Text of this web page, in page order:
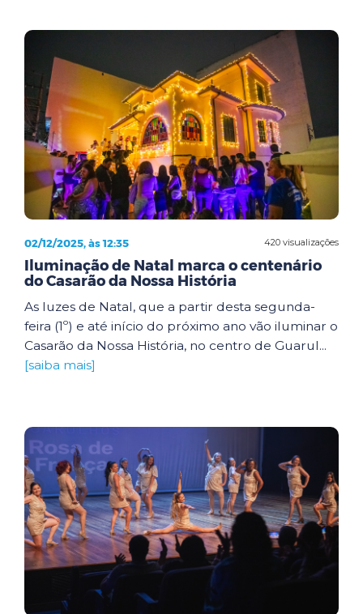
420 visualizações
02/12/2025, às 12:35
Iluminação de Natal marca o centenário
do Casarão da Nossa História
As luzes de Natal, que a partir desta segunda-
feira (1º) e até início do próximo ano vão iluminar o
Casarão da Nossa História, no centro de Guarul...
[saiba mais]